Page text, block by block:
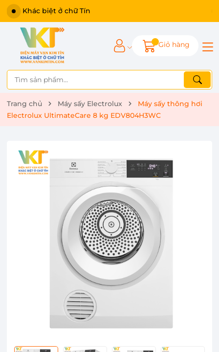
Khác biệt ở chữ Tín
Giỏ hàng
Trang chủ Máy sấy Electrolux
Máy sấy thông hơi
Electrolux UltimateCare 8 kg EDV804H3WC